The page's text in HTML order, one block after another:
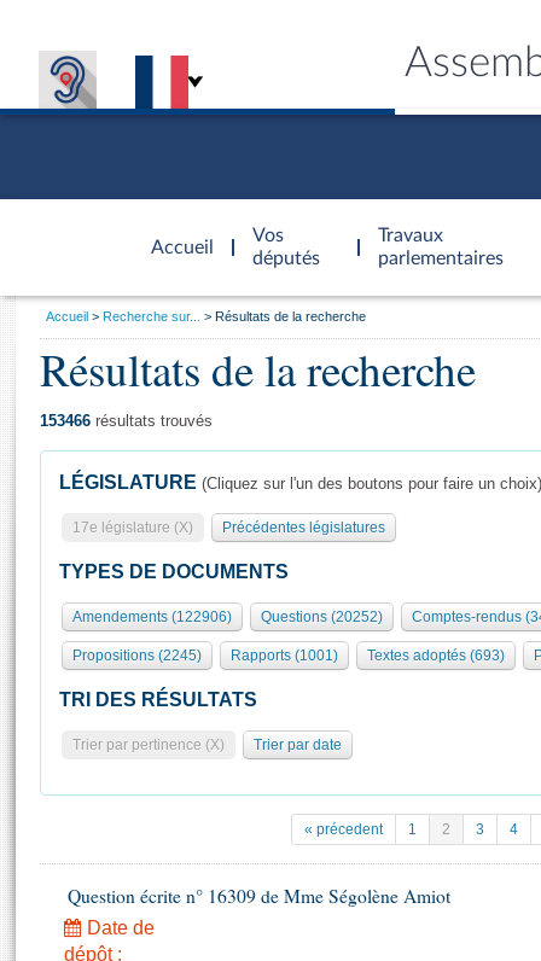
Accueil
d'accueil
Vos
députés
Travaux
parlementaires
Présidence
577 députés
Groupes politiques
Séance publique
Commissions et autres organes
Europe et International
Pétitions
Projets de loi
Propositions de loi
Amendements
Général
Rôle et pouvoirs de l'Assemblée
Organisation de l'Assemblée
Présidence Conférence des Présidents Bureau Collège des
Statistiques et chiffres clés
( Constitution | Règlement de l'Assemblée ... )
Histoire
Visiter l'Assemblée
Visite virtuelle du palais Bourbon
Assister à une séance
Contacts et plan d'accès
Photos libres de droit
Vous
Accueil Recherche sur... Résultats de la recherche
Résultats de la recherche
153466 résultats trouvés
LÉGISLATURE (Cliquez sur l'un des boutons pour faire un choix)
17e législature (X) Précédentes législatures
TYPES DE DOCUMENTS
Amendements (122906) Questions (20252) Comptes-rendus
Propositions (2245) Rapports (1001) Textes adoptés (693)
TRI DES RÉSULTATS
Trier par pertinence (X) Trier par date
« précedent 1 2 3 4
Question écrite n° 16309 de Mme Ségolène Amiot
Date de
dépôt :